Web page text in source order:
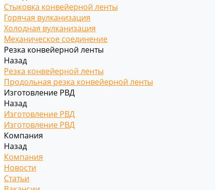
Стыковка конвейерной ленты
Горячая вулканизация
Холодная вулканизация
Механическое соединение
Резка конвейерной ленты
Назад
Резка конвейерной ленты
Продольная резка конвейерной ленты
Изготовление РВД
Назад
Изготовление РВД
Изготовление РВД
Компания
Назад
Компания
Новости
Статьи